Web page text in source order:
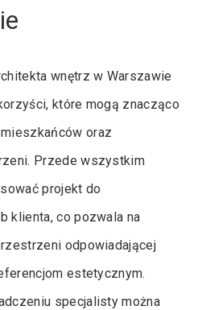
wnętrz w Warszawie
które mogą znacząco
oraz
Przede wszystkim
projekt do
klienta, co pozwala na
odpowiadającej
estetycznym.
specjalisty można